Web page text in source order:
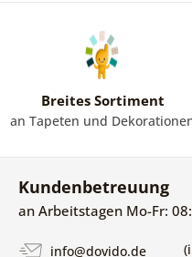
Breites Sortiment
an Tapeten und
Kundenbetreuung
an Arbeitstagen Mo-Fr:
info@dovido.de